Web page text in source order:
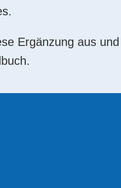
Ergänzung aus